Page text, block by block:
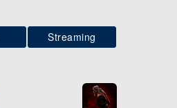
Streaming